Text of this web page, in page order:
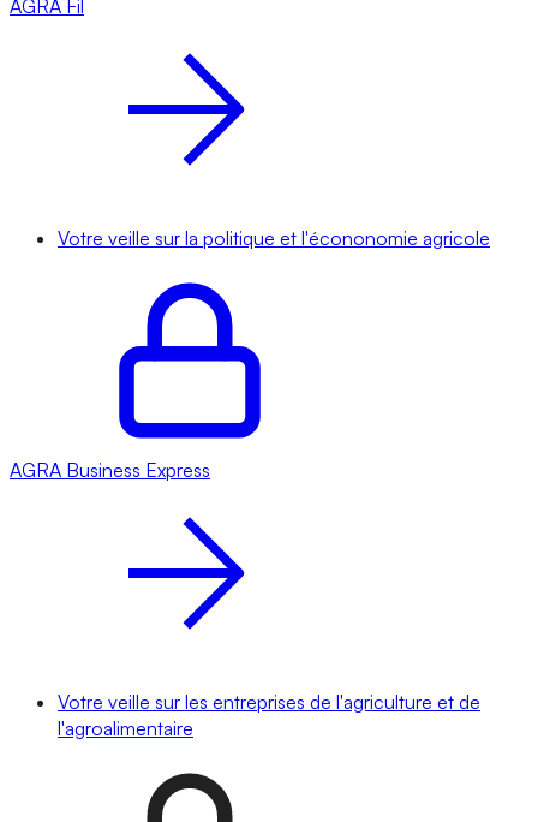
AGRA Fil
Votre veille sur la politique et l'écononomie agricole
AGRA Business Express
Votre veille sur les entreprises de l'agriculture et de
l'agroalimentaire